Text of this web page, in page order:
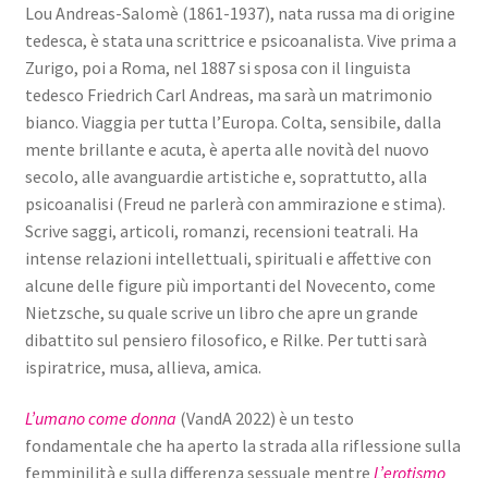
Lou Andreas-Salomè (1861-1937), nata russa ma di origine
tedesca, è stata una scrittrice e psicoanalista. Vive prima a
Zurigo, poi a Roma, nel 1887 si sposa con il linguista
tedesco Friedrich Carl Andreas, ma sarà un matrimonio
bianco. Viaggia per tutta l’Europa. Colta, sensibile, dalla
mente brillante e acuta, è aperta alle novità del nuovo
secolo, alle avanguardie artistiche e, soprattutto, alla
psicoanalisi (Freud ne parlerà con ammirazione e stima).
Scrive saggi, articoli, romanzi, recensioni teatrali. Ha
intense relazioni intellettuali, spirituali e affettive con
alcune delle figure più importanti del Novecento, come
Nietzsche, su quale scrive un libro che apre un grande
dibattito sul pensiero filosofico, e Rilke. Per tutti sarà
ispiratrice, musa, allieva, amica.
L’umano come donna (VandA 2022) è un testo
fondamentale che ha aperto la strada alla riflessione sulla
femminilità e sulla differenza sessuale mentre L’erotismo